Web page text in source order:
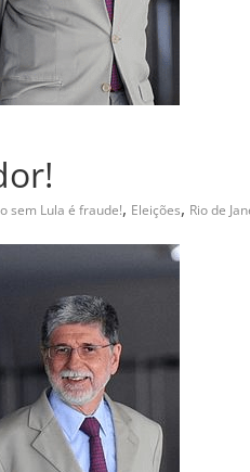
sem Lula é fraude!, Eleições, Rio de